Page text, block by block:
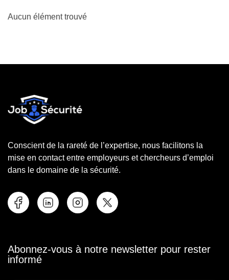
Aucun élément trouvé
Conscient de la rareté de l’expertise, nous facilitons la
mise en contact entre employeurs et chercheurs d’emploi
dans le domaine de la sécurité.
Abonnez-vous à notre newsletter pour rester
informé